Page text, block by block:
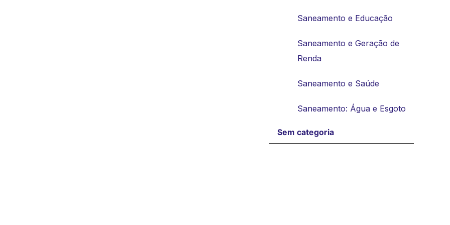
Saneamento e Educação
Saneamento e Geração de
Renda
Saneamento e Saúde
Saneamento: Água e Esgoto
Sem categoria